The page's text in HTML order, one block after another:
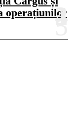
operațiunilor